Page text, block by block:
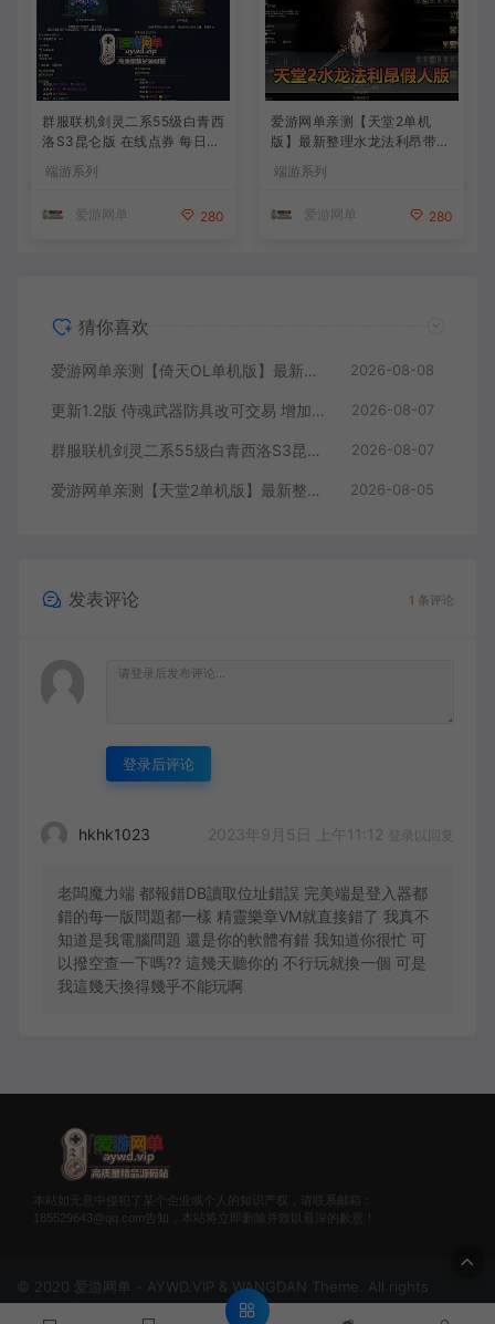
群服联机剑灵二系55级白青西
洛S3昆仑版 在线点券 每日礼
包 复古玩法
端游系列
爱游网单 280
爱游网单亲测【天堂2单机
版】最新整理水龙法利昂带假
人商业端制作单机 内置多功
能GM控制台 可发物品装备
端游系列
爱游网单 280
猜你喜欢
爱游网单亲测【倚天OL单机版】最新整理龙驹完善版 怀旧武侠网游单机 带GM工具可发物品装备 虚拟机一键端 视频安装教学 2026-08-08
更新1.2版 侍魂武器防具改可交易 增加掉落和在线奖励 DNF70星月侍魂联机版 新版技能 丰富异次元技能装备词条 护石 辟邪玉 皮肤外观 BUFF技能徽章 史诗装备特效徽章 技能宝珠等 在线点 装备靠爆 2026-08-07
群服联机剑灵二系55级白青西洛S3昆仑版 在线点券 每日礼包 复古玩法 2026-08-07
爱游网单亲测【天堂2单机版】最新整理水龙法利昂带假人商业端制作单机 内置多功能GM控制台 可发物品装备 虚拟机一键端 视频安装教学 2026-08-05
发表评论 1 条评论
登录后评论
hkhk1023 2023年9月5日 上午11:12
老闆魔力端 都報錯DB讀取位址錯誤 完美端是登入器都
錯的每一版問題都一樣 精靈樂章VM就直接錯了 我真不
知道是我電腦問題 還是你的軟體有錯 我知道你很忙 可
以撥空查一下嗎?? 這幾天聽你的 不行玩就換一個 可是
我這幾天換得幾乎不能玩啊
本站如无意中侵犯了某个企业或个人的知识产权，请联系邮箱：
185529643@qq.com告知，本站将立即删除并致以最深的歉意！
© 2020 爱游网单 - AYWD.VIP & WANGDAN Theme. All rights
reserved